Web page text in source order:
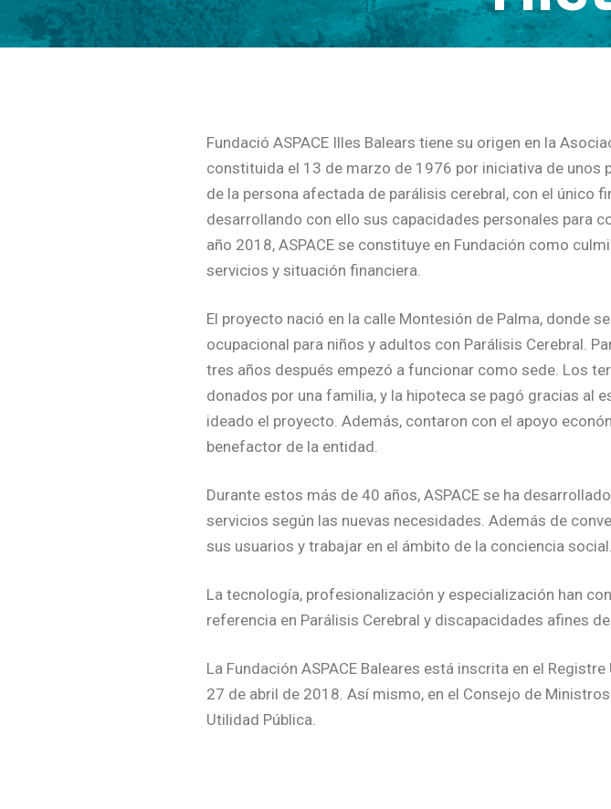
Fundació ASPACE Illes Balears tiene su origen en la
constituida el 13 de marzo de 1976 por iniciativa de unos
de la persona afectada de parálisis cerebral, con el único
desarrollando con ello sus capacidades personales para
año 2018, ASPACE se constituye en Fundación como
servicios y situación financiera.
El proyecto nació en la calle Montesión de Palma, donde
ocupacional para niños y adultos con Parálisis Cerebral.
tres años después empezó a funcionar como sede. Los
donados por una familia, y la hipoteca se pagó gracias al
ideado el proyecto. Además, contaron con el apoyo
benefactor de la entidad.
Durante estos más de 40 años, ASPACE se ha
servicios según las nuevas necesidades. Además de
sus usuarios y trabajar en el ámbito de la conciencia social.
La tecnología, profesionalización y especialización han
referencia en Parálisis Cerebral y discapacidades afines
La Fundación ASPACE Baleares está inscrita en el
27 de abril de 2018. Así mismo, en el Consejo de
Utilidad Pública.